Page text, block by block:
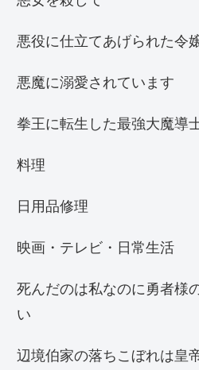
悪役に仕立てあげられた令
悪魔に溺愛されています
拳王に転生した最強大魔導
料理
日用品修理
映画・テレビ・日常生活
死んだのは私なのに勇者様
い
辺境伯家の落ちこぼれは皇